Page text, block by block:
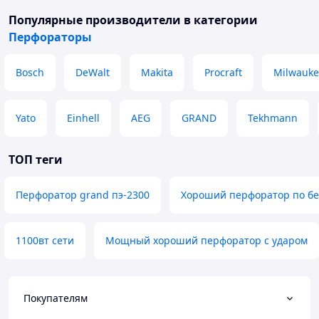
Популярные производители в категории
Перфораторы
Bosch DeWalt Makita Procraft
Yato Einhell AEG GRAND Tekhmann
ТОП теги
Перфоратор grand пэ-2300 Хороший перфоратор по
1100вт сети Мощный хороший перфоратор с ударом
Покупателям